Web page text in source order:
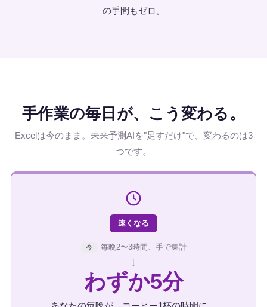
の手間もゼロ。
手作業の毎日が、こう変わる。
Excelは今のまま。未来予測AIを"足すだけ"で、変わるのは3
つです。
速くなる
今 毎晩2〜3時間、手で集計
↓
わずか5分